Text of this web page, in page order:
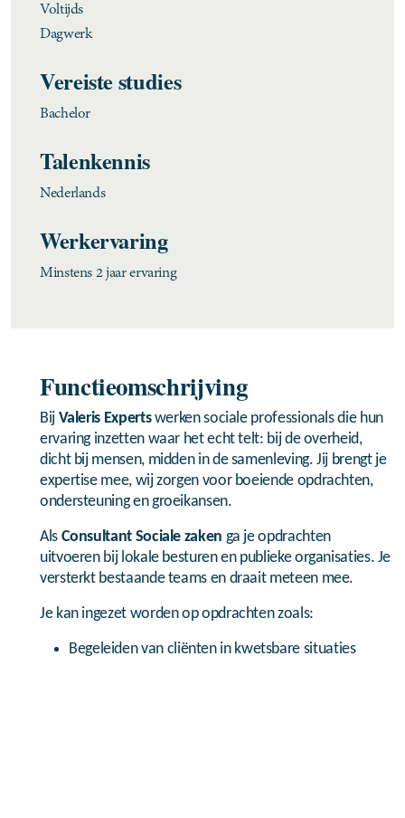
Voltijds
Dagwerk
Vereiste studies
Bachelor
Talenkennis
Nederlands
Werkervaring
Minstens 2 jaar ervaring
Functieomschrijving
Bij Valeris Expertswerken sociale professionals die hun
ervaring inzetten waar het echt telt: bij de overheid,
dicht bij mensen, midden in de samenleving. Jij brengt je
expertise mee, wij zorgen voor boeiende opdrachten,
ondersteuning en groeikansen.
Als Consultant Sociale zaken ga je opdrachten
uitvoeren bij lokale besturen en publieke organisaties. Je
versterkt bestaande teams en draait meteen mee.
Je kan ingezet worden op opdrachten zoals:
Begeleiden van cliënten in kwetsbare situaties